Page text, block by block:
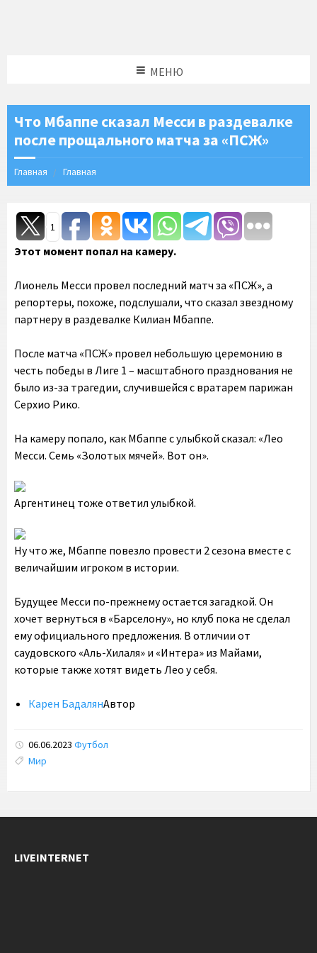
МЕНЮ
Что Мбаппе сказал Месси в раздевалке
после прощального матча за «ПСЖ»
Главная Главная
1
Этот момент попал на камеру.
Лионель Месси провел последний матч за «ПСЖ», а
репортеры, похоже, подслушали, что сказал звездному
партнеру в раздевалке Килиан Мбаппе.
После матча «ПСЖ» провел небольшую церемонию в
честь победы в Лиге 1 – масштабного празднования не
было из-за трагедии, случившейся с вратарем парижан
Серхио Рико.
На камеру попало, как Мбаппе с улыбкой сказал: «Лео
Месси. Семь «Золотых мячей». Вот он».
Аргентинец тоже ответил улыбкой.
Ну что же, Мбаппе повезло провести 2 сезона вместе с
величайшим игроком в истории.
Будущее Месси по-прежнему остается загадкой. Он
хочет вернуться в «Барселону», но клуб пока не сделал
ему официального предложения. В отличии от
саудовского «Аль-Хилаля» и «Интера» из Майами,
которые также хотят видеть Лео у себя.
Карен БадалянАвтор
06.06.2023 Футбол
Tags:
Мир
LIVEINTERNET